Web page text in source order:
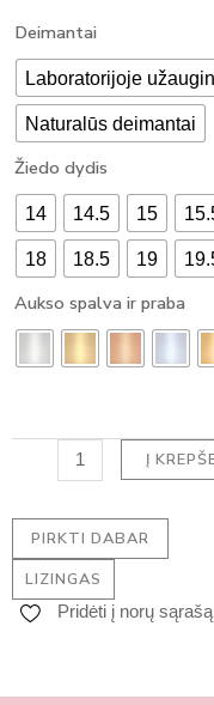
Deimantai
Laboratorijoje
Naturalūs deimantai
Žiedo dydis
14 14.5 15
18 18.5 19
Aukso spalva ir praba
produkto
MODERNUS
SUŽADĖTUVIŲ
ŽIEDAS
SU
DEIMANTU
PRINCESS
(1.15
ct)
Į
PIRKTI DABAR
LIZINGAS
Pridėti į norų sąrašą